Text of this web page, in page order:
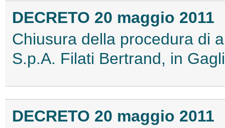
DECRETO 20 maggio 2011
Chiusura della procedura di
S.p.A. Filati Bertrand, in
DECRETO 20 maggio 2011